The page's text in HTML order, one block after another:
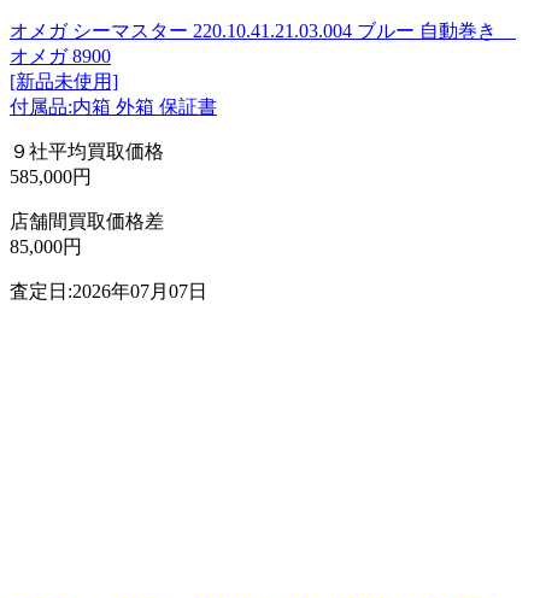
オメガ シーマスター 220.10.41.21.03.004 ブルー 自動巻き
オメガ 8900
[新品未使用]
付属品:内箱 外箱 保証書
９社平均買取価格
585,000円
店舗間買取価格差
85,000円
査定日:2026年07月07日